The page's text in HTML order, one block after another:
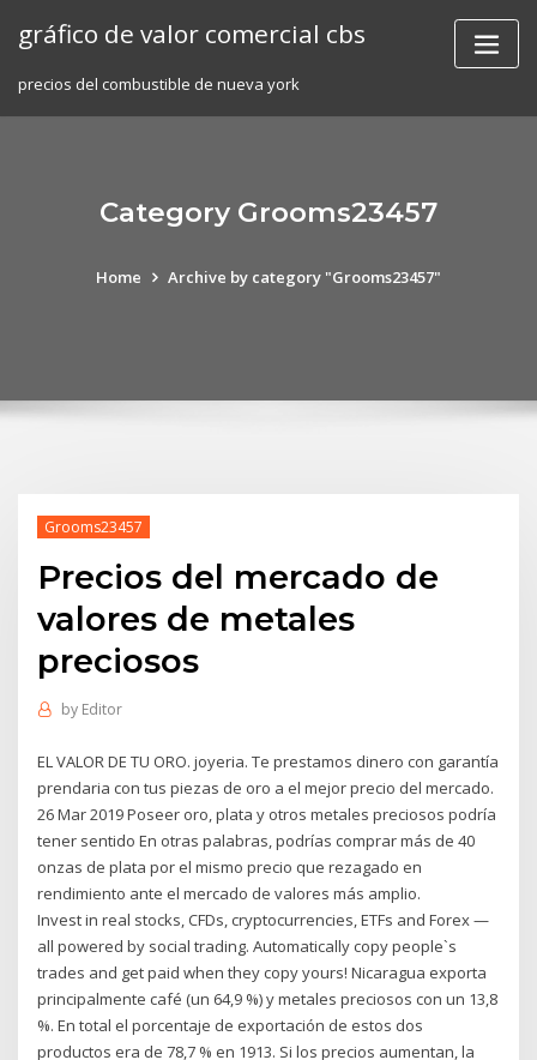
gráfico de valor comercial cbs
precios del combustible de nueva york
Category Grooms23457
Home Archive by category "Grooms23457"
Grooms23457
Precios del mercado de
valores de metales
preciosos
by Editor
EL VALOR DE TU ORO. joyeria. Te prestamos dinero con garantía
prendaria con tus piezas de oro a el mejor precio del mercado.
26 Mar 2019 Poseer oro, plata y otros metales preciosos podría
tener sentido En otras palabras, podrías comprar más de 40
onzas de plata por el mismo precio que rezagado en
rendimiento ante el mercado de valores más amplio.
Invest in real stocks, CFDs, cryptocurrencies, ETFs and Forex —
all powered by social trading. Automatically copy people`s
trades and get paid when they copy yours! Nicaragua exporta
principalmente café (un 64,9 %) y metales preciosos con un 13,8
%. En total el porcentaje de exportación de estos dos
productos era de 78,7 % en 1913. Si los precios aumentan, la